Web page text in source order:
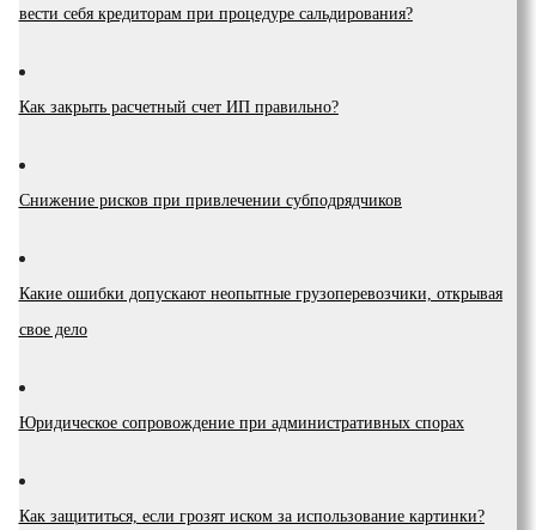
вести себя кредиторам при процедуре сальдирования?
Как закрыть расчетный счет ИП правильно?
Снижение рисков при привлечении субподрядчиков
Какие ошибки допускают неопытные грузоперевозчики, открывая
свое дело
Юридическое сопровождение при административных спорах
Как защититься, если грозят иском за использование картинки?